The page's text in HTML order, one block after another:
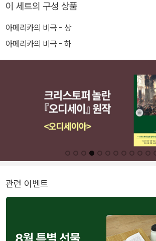
이 세트의 구성 상품
아메리카의 비극 - 상
아메리카의 비극 - 하
관련 이벤트